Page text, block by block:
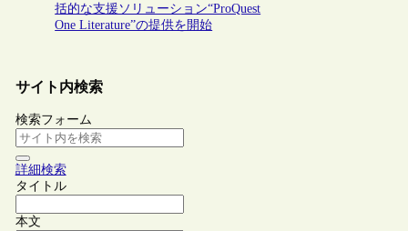
括的な支援ソリューション“ProQuest
One Literature”の提供を開始
サイト内検索
検索フォーム
詳細検索
タイトル
本文